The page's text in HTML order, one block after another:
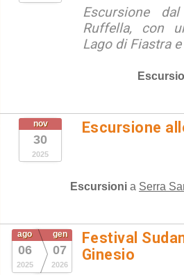
Escursione
Ruffella, con
Lago di Fiastra
nov
30
2025
Escursione
Escursioni a Serra
ago
06
2025
gen
07
2026
Festival
Ginesio